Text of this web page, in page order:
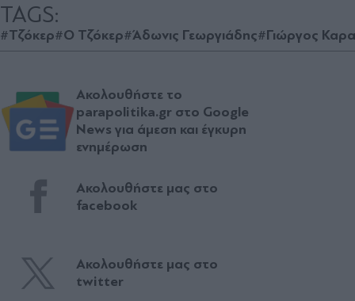
TAGS:
#Τζόκερ#Ο Τζόκερ#Άδωνις Γεωργιάδης#Γιώργος
Ακολουθήστε το
parapolitika.gr στο Google
News για άμεση και έγκυρη
ενημέρωση
Ακολουθήστε μας στο
facebook
Ακολουθήστε μας στο
twitter